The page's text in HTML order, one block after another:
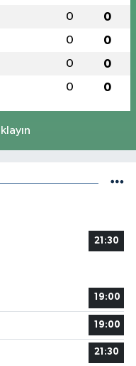
0 0
0 0
0 0
0 0
21:30
19:00
19:00
21:30